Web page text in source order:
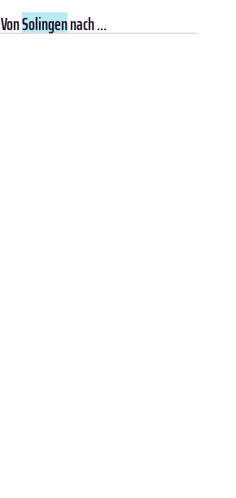
VonSolingennach ...